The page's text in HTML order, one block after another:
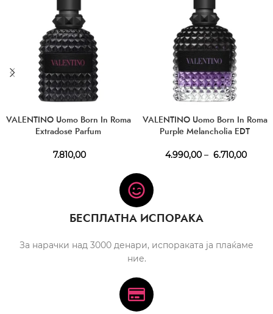
VALENTINO Uomo Born In Roma
Extradose Parfum
7.810,00
VALENTINO Uomo Born In Roma
Purple Melancholia EDT
4.990,00 – 6.710,00
БЕСПЛАТНА ИСПОРАКА
За нарачки над 3000 денари, испораката ја плаќаме
ние.